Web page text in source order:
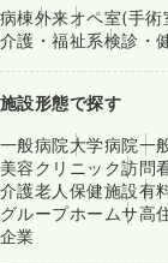
病棟外来オペ室(手術
介護・福祉系検診・
施設形態で探す
一般病院大学病院一
美容クリニック訪問
介護老人保健施設有
グループホームサ高
企業